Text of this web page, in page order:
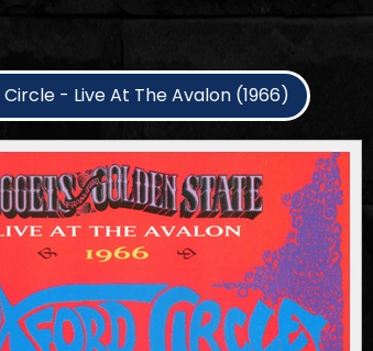
- Live At The Avalon (1966)